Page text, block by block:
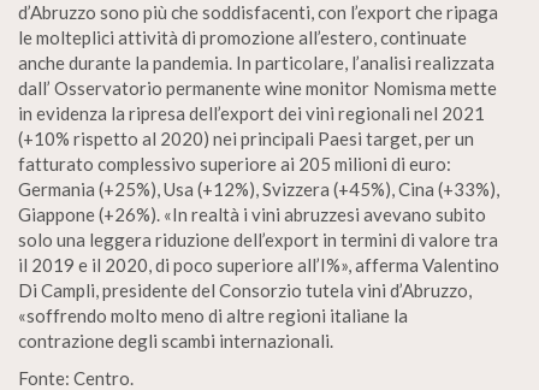
d’Abruzzo sono più che soddisfacenti, con l’export che ripaga
le molteplici attività di promozione all’estero, continuate
anche durante la pandemia. In particolare, l’analisi realizzata
dall’ Osservatorio permanente wine monitor Nomisma mette
in evidenza la ripresa dell’export dei vini regionali nel 2021
(+10% rispetto al 2020) nei principali Paesi target, per un
fatturato complessivo superiore ai 205 milioni di euro:
Germania (+25%), Usa (+12%), Svizzera (+45%), Cina (+33%),
Giappone (+26%). «In realtà i vini abruzzesi avevano subito
solo una leggera riduzione dell’export in termini di valore tra
il 2019 e il 2020, di poco superiore all’I%», afferma Valentino
Di Campli, presidente del Consorzio tutela vini d’Abruzzo,
«soffrendo molto meno di altre regioni italiane la
contrazione degli scambi internazionali.
Fonte: Centro.